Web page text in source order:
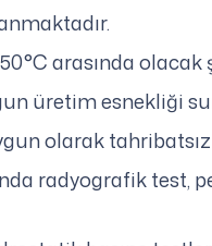
arasında
üretim esnekliği
olarak
radyografik test,